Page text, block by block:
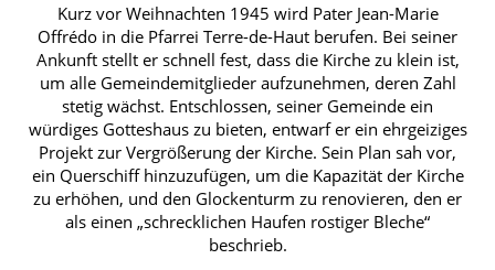
Kurz vor Weihnachten 1945 wird Pater Jean-Marie
Offrédo in die Pfarrei Terre-de-Haut berufen. Bei seiner
Ankunft stellt er schnell fest, dass die Kirche zu klein ist,
um alle Gemeindemitglieder aufzunehmen, deren Zahl
stetig wächst. Entschlossen, seiner Gemeinde ein
würdiges Gotteshaus zu bieten, entwarf er ein ehrgeiziges
Projekt zur Vergrößerung der Kirche. Sein Plan sah vor,
ein Querschiff hinzuzufügen, um die Kapazität der Kirche
zu erhöhen, und den Glockenturm zu renovieren, den er
als einen „schrecklichen Haufen rostiger Bleche“
beschrieb.